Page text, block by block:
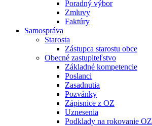
Poradný výbor
Zmluvy
Faktúry
Samospráva
Starosta
Zástupca starostu obce
Obecné zastupiteľstvo
Základné kompetencie
Poslanci
Zasadnutia
Pozvánky
Zápisnice z OZ
Uznesenia
Podklady na rokovanie OZ